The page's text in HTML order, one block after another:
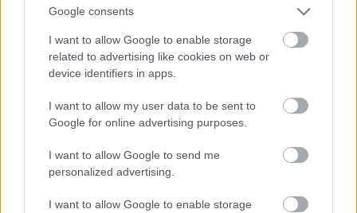
Google consents
I want to allow Google to enable storage
related to advertising like cookies on web or
device identifiers in apps.
I want to allow my user data to be sent to
Google for online advertising purposes.
I want to allow Google to send me
personalized advertising.
I want to allow Google to enable storage
Ez lesz a menő a következő nyári szezonban a
londoni divathét szerint
Fotó: Victor VIRGILE / Europress / Getty